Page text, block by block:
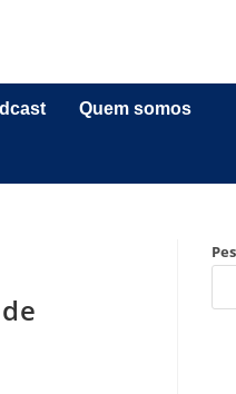
Quem somos